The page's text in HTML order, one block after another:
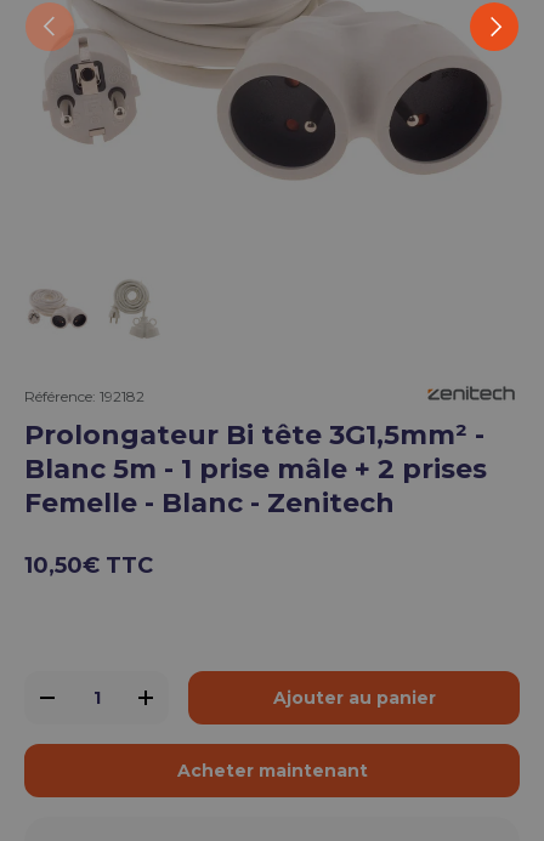
Précédent
Référence: 192182
Prolongateur Bi tête 3G1,5mm² -
Blanc 5m - 1 prise mâle + 2 prises
Femelle - Blanc - Zenitech
10,50€ TTC
-
+ Ajouter au panier
Acheter maintenant